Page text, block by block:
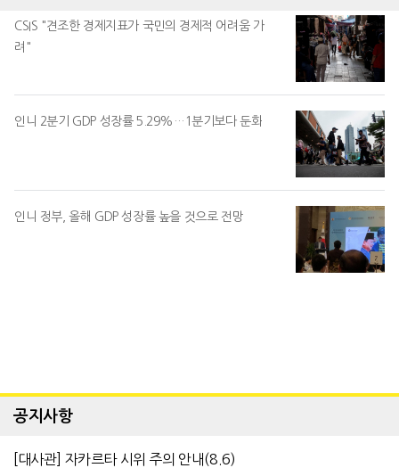
CSIS "견조한 경제지표가 국민의 경제적 어려움 가
려"
인니 2분기 GDP 성장률 5.29%…1분기보다 둔화
인니 정부, 올해 GDP 성장률 높을 것으로 전망
공지사항
[대사관] 자카르타 시위 주의 안내(8.6)